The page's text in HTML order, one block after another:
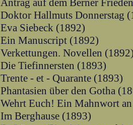
Antrag auf dem Berner
Doktor Hallmuts Donnerstag
Eva Siebeck (1892)
Ein Manuscript (1892)
Verkettungen. Novellen
Die Tiefinnersten (1893)
Trente - et - Quarante (1893)
Phantasien über den Gotha
Wehrt Euch! Ein Mahnwort
Im Berghause (1893)